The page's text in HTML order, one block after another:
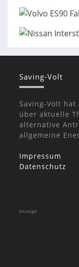
Saving-Volt
Saving-Volt
über aktuelle
alternative
allgemeine
Impressum
Datenschutz
Anzeige: